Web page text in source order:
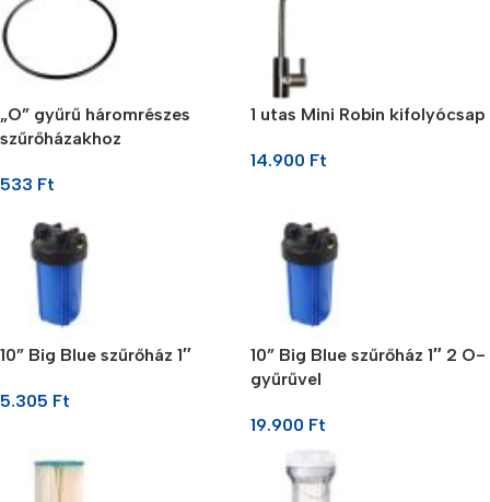
A mindennapi prémium
Lätt x Hydron
„O” gyűrű háromrészes
szűrőházakhoz
533 Ft
1 utas Mini Robin kifolyócsap
14.900 Ft
10” Big Blue szűrőház 1″
5.305 Ft
10” Big Blue szűrőház 1″ 2 O-
gyűrűvel
19.900 Ft